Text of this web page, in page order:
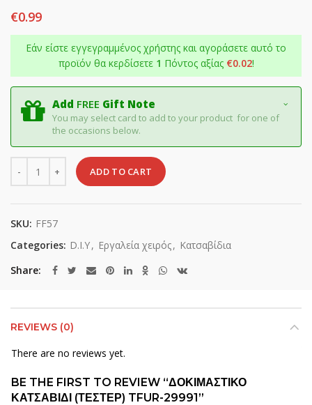
€0.99
Εάν είστε εγγεγραμμένος χρήστης και αγοράσετε αυτό το
προϊόν θα κερδίσετε 1 Πόντος αξίας €0.02!
Add FREE Gift Note
You may select card to add to your product for one of
the occasions below.
ADD TO CART
SKU: FF57
Categories: D.I.Y, Εργαλεία χειρός, Κατσαβίδια
Share
REVIEWS (0)
There are no reviews yet.
BE THE FIRST TO REVIEW “ΔΟΚΙΜΑΣΤΙΚΟ
ΚΑΤΣΑΒΙΔΙ (ΤΕΣΤΕΡ) TFUR-29991”